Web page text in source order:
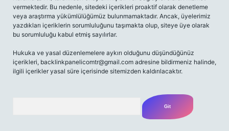
vermektedir. Bu nedenle, sitedeki içerikleri proaktif olarak denetleme
veya araştırma yükümlülüğümüz bulunmamaktadır. Ancak, üyelerimiz
yazdıkları içeriklerin sorumluluğunu taşımakta olup, siteye üye olarak
bu sorumluluğu kabul etmiş sayılırlar.
Hukuka ve yasal düzenlemelere aykırı olduğunu düşündüğünüz
içerikleri, backlinkpanelicomtr@gmail.com adresine bildirmeniz halinde,
ilgili içerikler yasal süre içerisinde sitemizden kaldırılacaktır.